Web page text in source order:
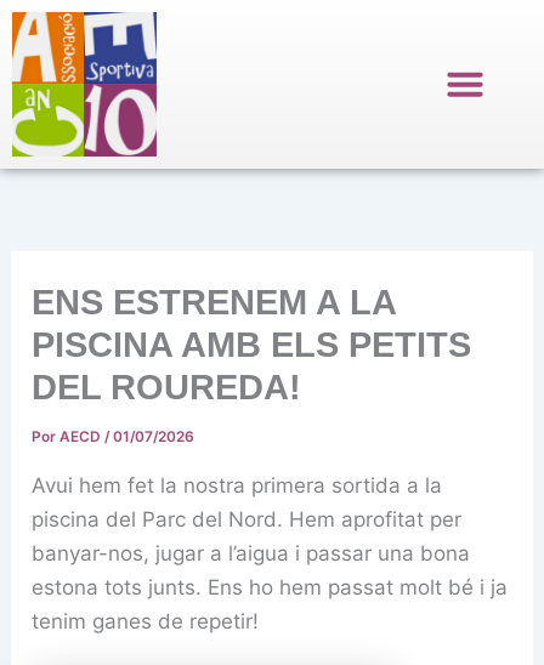
al
contenido
ENS ESTRENEM A LA
PISCINA AMB ELS PETITS
DEL ROUREDA!
PorAECD/01/07/2026
Avui hem fet la nostra primera sortida a la
piscina del Parc del Nord. Hem aprofitat per
banyar-nos, jugar a l’aigua i passar una bona
estona tots junts. Ens ho hem passat molt bé i ja
tenim ganes de repetir!